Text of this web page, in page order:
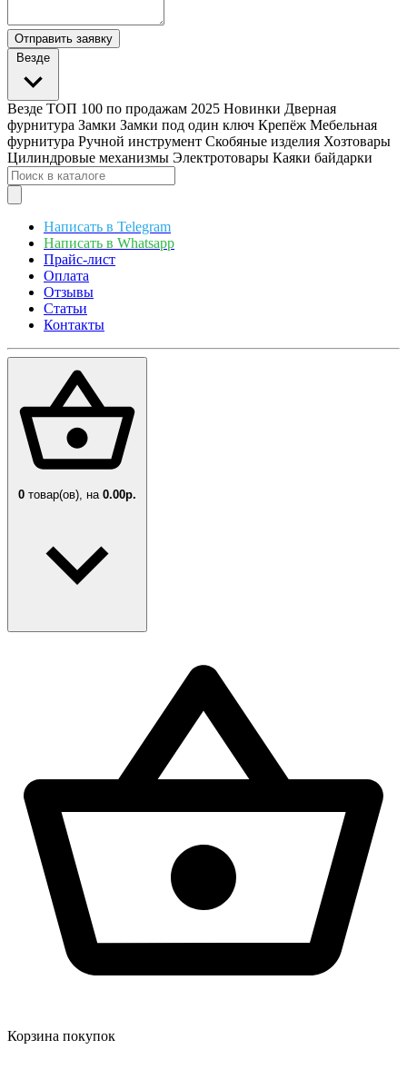
Отправить заявку
Везде
Везде ТОП 100 по продажам 2025 Новинки Дверная
фурнитура Замки Замки под один ключ Крепёж Мебельная
фурнитура Ручной инструмент Скобяные изделия Хозтовары
Цилиндровые механизмы Электротовары Каяки байдарки
Написать в Telegram
Написать в Whatsapp
Прайс-лист
Оплата
Отзывы
Статьи
Контакты
0 товар(ов), на 0.00р.
Корзина покупок